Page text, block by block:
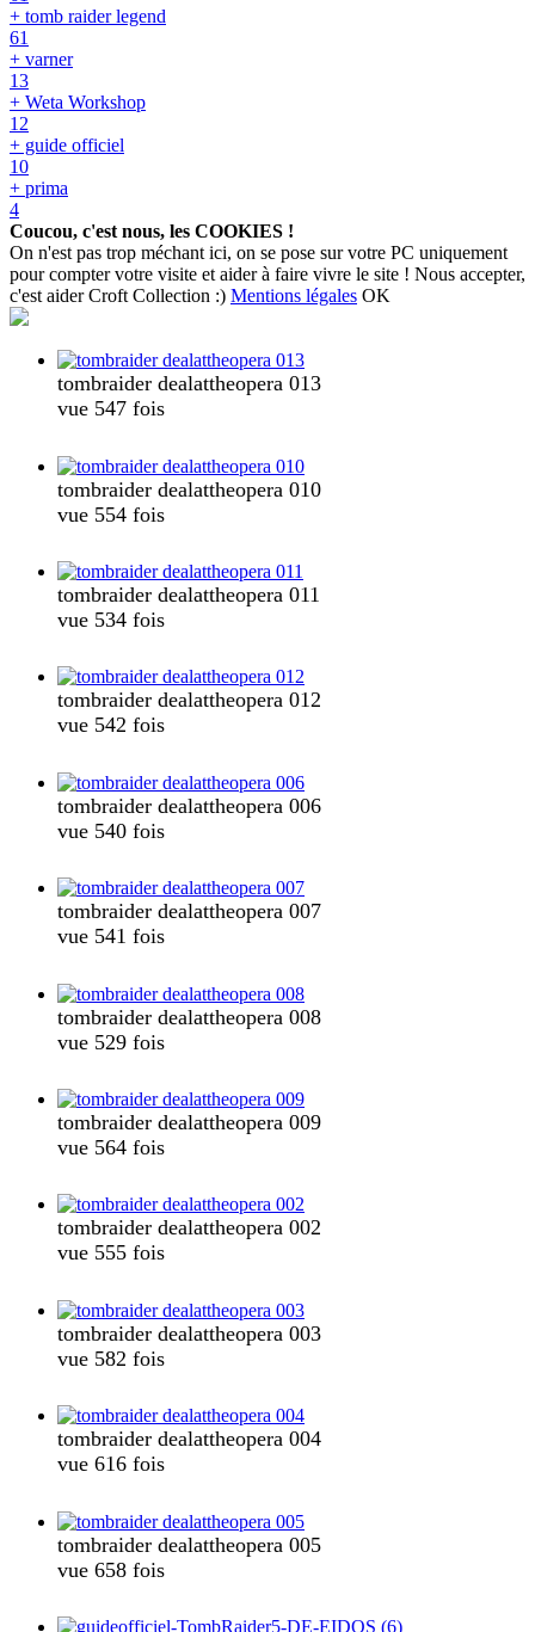
+ tomb raider legend
61
+ varner
13
+ Weta Workshop
12
+ guide officiel
10
+ prima
4
Coucou, c'est nous, les COOKIES !
On n'est pas trop méchant ici, on se pose sur votre PC uniquement
pour compter votre visite et aider à faire vivre le site ! Nous accepter,
c'est aider Croft Collection :) Mentions légales OK
tombraider dealattheopera 013
vue 547 fois
tombraider dealattheopera 010
vue 554 fois
tombraider dealattheopera 011
vue 534 fois
tombraider dealattheopera 012
vue 542 fois
tombraider dealattheopera 006
vue 540 fois
tombraider dealattheopera 007
vue 541 fois
tombraider dealattheopera 008
vue 529 fois
tombraider dealattheopera 009
vue 564 fois
tombraider dealattheopera 002
vue 555 fois
tombraider dealattheopera 003
vue 582 fois
tombraider dealattheopera 004
vue 616 fois
tombraider dealattheopera 005
vue 658 fois